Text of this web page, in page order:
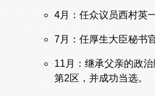
4月：任众议员西村英
7月：任厚生大臣秘书官
11月：继承父亲的政
第2区，并成功当选。